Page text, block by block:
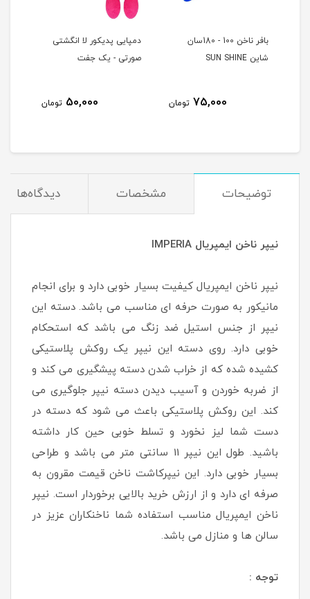
بافر ناخن 100 - 180سان
شاین SUN SHINE
75,000 تومان
دمپایی پدیکور لا انگشتی
صورتی - یک جفت
50,000 تومان
توضیحات مشخصات دیدگاه‌ها
نیپر ناخن ایمپریال IMPERIA
نیپر ناخن ایمپریال کیفیت بسیار خوبی دارد و برای انجام
مانیکور به صورت حرفه ای مناسب می باشد. دسته این
نیپر از جنس استیل ضد زنگ می باشد که استحکام
خوبی دارد. روی دسته این نیپر یک روکش پلاستیکی
کشیده شده که از خراب شدن دسته پیشگیری می کند و
از ضربه خوردن و آسیب دیدن دسته نیپر جلوگیری می
کند. این روکش پلاستیکی باعث می شود که دسته در
دست شما لیز نخورد و تسلط خوبی حین کار داشته
باشید. طول این نیپر 11 سانتی متر می باشد و طراحی
بسیار خوبی دارد. این نیپرکاشت ناخن قیمت مقرون به
صرفه ای دارد و از ارزش خرید بالایی برخوردار است. نیپر
ناخن ایمپریال مناسب استفاده شما ناخنکاران عزیز در
سالن ها و منازل می باشد.
توجه :